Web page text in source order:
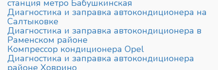
станция метро Бабушкинская
Диагностика и заправка автокондиционера на
Салтыковке
Диагностика и заправка автокондиционера в
Раменском районе
Компрессор кондиционера Opel
Диагностика и заправка автокондиционера
районе Ховрино